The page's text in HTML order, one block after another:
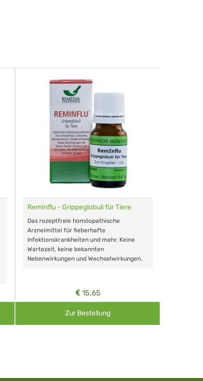
RemInflu - Grippeglobuli für Tiere
Das rezeptfreie homöopathische
Arzneimittel für fieberhafte
Infektionskrankheiten und mehr. Keine
Wartezeit, keine bekannten
Nebenwirkungen und Wechselwirkungen.
15,65
Zur Bestellung